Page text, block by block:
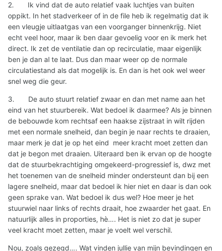
2.
Ik vind dat de auto relatief vaak luchtjes van buiten
oppikt. In het stadverkeer of in de file heb ik regelmatig dat ik
een vleugje uitlaatgas van een voorganger binnenkrijg. Niet
echt veel hoor, maar ik ben daar gevoelig voor en ik merk het
direct. Ik zet de ventilatie dan op recirculatie, maar eigenlijk
ben je dan al te laat. Dus dan maar weer op de normale
circulatiestand als dat mogelijk is. En dan is het ook wel weer
snel weg die geur.
3.
De auto stuurt relatief zwaar en dan met name aan het
eind van het stuurbereik. Wat bedoel ik daarmee? Als je binnen
de bebouwde kom rechtsaf een haakse zijstraat in wilt rijden
met een normale snelheid, dan begin je naar rechts te draaien,
maar merk je dat je op het eind meer kracht moet zetten dan
dat je begon met draaien. Uiteraard ben ik ervan op de hoogte
dat de stuurbekrachtiging omgekeerd-progressief is, dwz met
het toenemen van de snelheid minder ondersteunt dan bij een
lagere snelheid, maar dat bedoel ik hier niet en daar is dan ook
geen sprake van. Wat bedoel ik dus wel? Hoe meer je het
stuurwiel naar links of rechts draait, hoe zwaarder het gaat. En
natuurlijk alles in proporties, hè…. Het is niet zo dat je super
veel kracht moet zetten, maar je voelt wel verschil.
Nou, zoals gezegd…. Wat vinden jullie van mijn bevindingen en